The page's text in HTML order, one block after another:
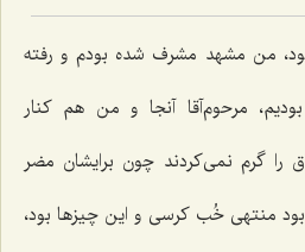
من مشهد مشرف شده بودم و رفته
مرحوم‌آقا آنجا و من هم كنار
را گرم نمی‌كردند چون برایشان مضر
بود منتهی خُب كرسی و این چیزها بود،